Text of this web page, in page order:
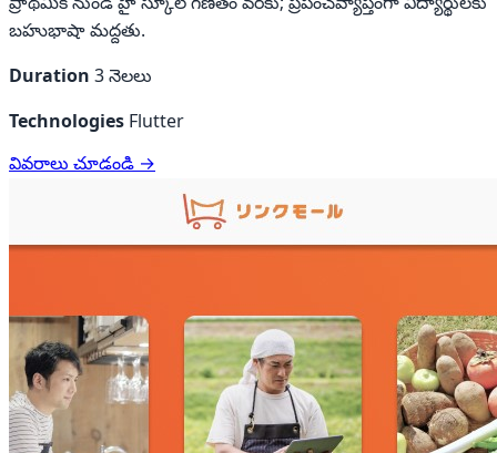
బహుభాషా మద్దతు.
Duration 3 నెలలు
Technologies Flutter
వివరాలు చూడండి →